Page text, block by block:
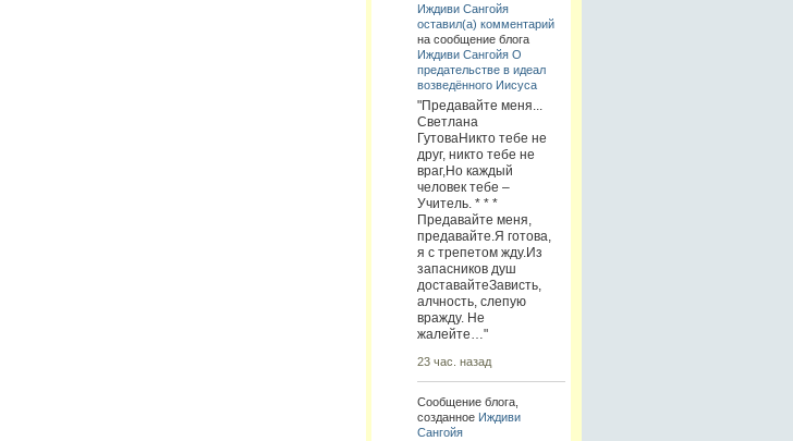
Иждиви Сангойя
оставил(а) комментарий
на сообщение блога
Иждиви Сангойя О
предательстве в идеал
возведённого Иисуса
"Предавайте меня...
Светлана
ГутоваНикто тебе не
друг, никто тебе не
враг,Но каждый
человек тебе –
Учитель. * * *
Предавайте меня,
предавайте.Я готова,
я с трепетом жду.Из
запасников душ
доставайтеЗависть,
алчность, слепую
вражду. Не
жалейте…"
23 час. назад
Сообщение блога,
созданное Иждиви
Сангойя